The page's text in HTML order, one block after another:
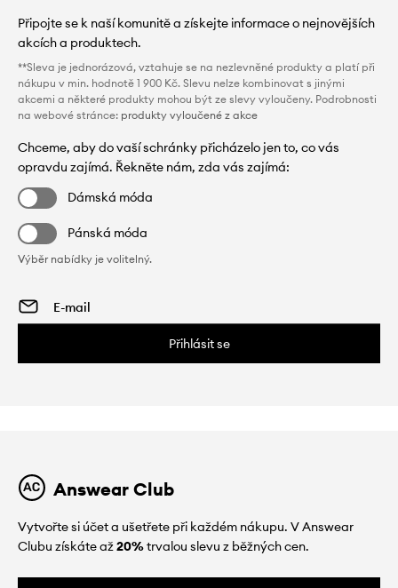
Připojte se k naší komunitě a získejte informace o nejnovějších
akcích a produktech.
**Sleva je jednorázová, vztahuje se na nezlevněné produkty a platí při
nákupu v min. hodnotě 1 900 Kč. Slevu nelze kombinovat s jinými
akcemi a některé produkty mohou být ze slevy vyloučeny. Podrobnosti
na webové stránce: produkty vyloučené z akce
Chceme, aby do vaší schránky přicházelo jen to, co vás
opravdu zajímá. Řekněte nám, zda vás zajímá:
Dámská móda
Pánská móda
Výběr nabídky je volitelný.
Přihlásit se
Answear Club
Vytvořte si účet a ušetřete při každém nákupu. V Answear
Clubu získáte až20%trvalou slevu z běžných cen.